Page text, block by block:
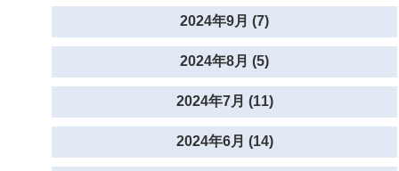
2024年9月 (7)
2024年8月 (5)
2024年7月 (11)
2024年6月 (14)